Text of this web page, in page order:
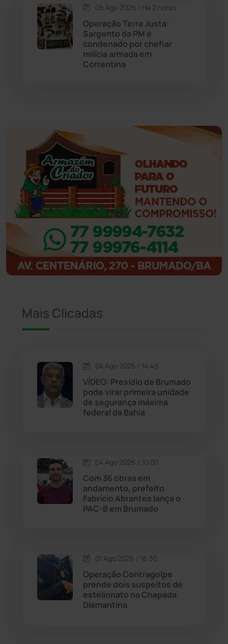
Eventos
Feira da Mata
Ibiassucê (167)
Ibicoara (220)
Ibipitanga
Ibitiara (32)
Igaporã
Ituaçu (256)
Jacaraci
Jussiape (97)
Justiça
Licínio de Almeida
Livramento de Nossa... (1338)
Malhada
Malhada de Pedras
06 Ago 2026 / Há 2 horas
Operação Terra Justa:
Sargento da PM é
condenado por chefiar
milícia armada em
Correntina
Mais Clicadas
04 Ago 2026 / 14:45
VÍDEO: Presídio de Brumado
pode virar primeira unidade
de segurança máxima
federal da Bahia
04 Ago 2026 / 10:00
Com 36 obras em
andamento, prefeito
Fabrício Abrantes lança o
PAC-B em Brumado
01 Ago 2026 / 18:30
Operação Contragolpe
prende dois suspeitos de
estelionato na Chapada
Diamantina